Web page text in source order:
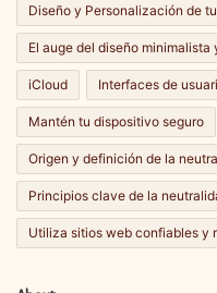
Diseño y Personalización de
El auge del diseño
iCloud Interfaces de
Mantén tu dispositivo seguro
Origen y definición de la
Principios clave de la
Utiliza sitios web confiables y